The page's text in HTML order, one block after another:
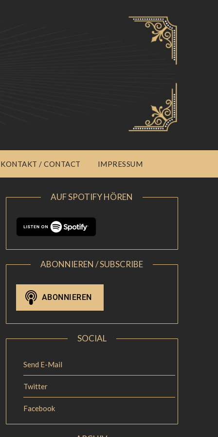
KONTAKT / CONTACT IMPRESSUM
AUF SPOTIFY HÖREN
ABONNIEREN / SUBSCRIBE
SOCIAL
Send E-Mail
Twitter
Facebook